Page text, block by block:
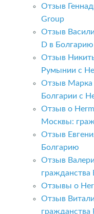
Отзыв
Group
Отзыв
D в
Отзыв
Румынии с
Отзыв Марка
Болгарии с
Отзыв о
Москвы:
Отзыв
Болгарию
Отзыв
гражданства
Отзывы о
Отзыв